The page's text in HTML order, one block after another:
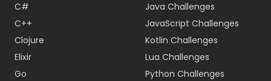
C#
C++
Clojure
Elixir
Go
Java Challenges
JavaScript Challenges
Kotlin Challenges
Lua Challenges
Python Challenges